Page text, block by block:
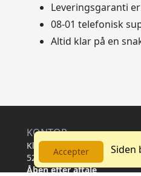
Leveringsgaranti
08-01 telefonisk
Altid klar på en
KONTOR
Klokkestøbervej 29,
5230 Odense M
Åben efter aftale
Accepter Siden